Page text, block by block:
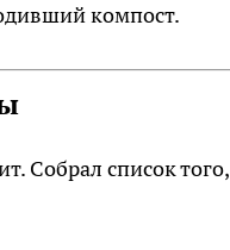
компост.
Собрал список того,